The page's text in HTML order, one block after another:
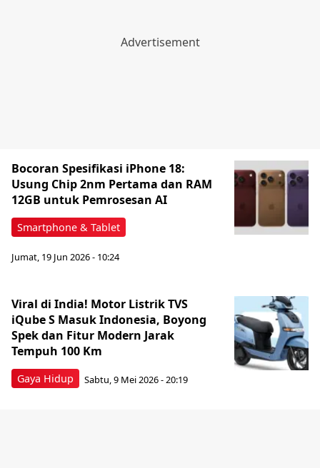
Smartphone & Tablet
Bocoran Spesifikasi iPhone 18:
Usung Chip 2nm Pertama dan RAM
12GB untuk Pemrosesan AI
Jumat, 19 Jun 2026 - 10:24
Gaya Hidup
Viral di India! Motor Listrik TVS
iQube S Masuk Indonesia, Boyong
Spek dan Fitur Modern Jarak
Tempuh 100 Km
Sabtu, 9 Mei 2026 - 20:19